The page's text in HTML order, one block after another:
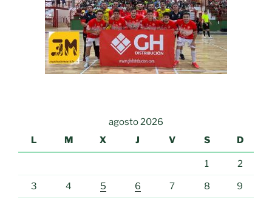
agosto 2026
L
M X J V S D
1 2
3 4 5 6 7 8 9